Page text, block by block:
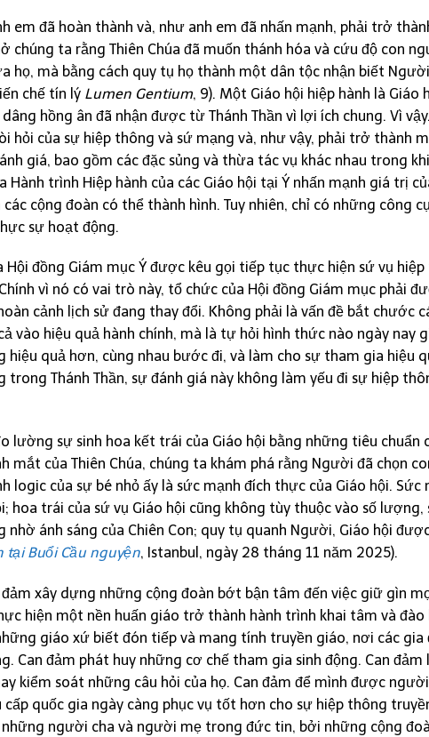
em đã hoàn thành và, như anh em đã nhấn mạnh, phải trở
chúng ta rằng Thiên Chúa đã muốn thánh hóa và cứu độ con
họ, mà bằng cách quy tụ họ thành một dân tộc nhận biết
chế tín lý Lumen Gentium, 9). Một Giáo hội hiệp hành là Giáo
hồng ân đã nhận được từ Thánh Thần vì lợi ích chung. Vì
hỏi của sự hiệp thông và sứ mạng và, như vậy, phải trở thành
giá, bao gồm các đặc sủng và thừa tác vụ khác nhau trong
trình Hiệp hành của các Giáo hội tại Ý nhấn mạnh giá trị
cộng đoàn có thể thành hình. Tuy nhiên, chỉ có những công
sự hoạt động.
Hội đồng Giám mục Ý được kêu gọi tiếp tục thực hiện sứ vụ
vì nó có vai trò này, tổ chức của Hội đồng Giám mục phải
cảnh lịch sử đang thay đổi. Không phải là vấn đề bắt chước
vào hiệu quả hành chính, mà là tự hỏi hình thức nào ngày nay
hiệu quả hơn, cùng nhau bước đi, và làm cho sự tham gia hiệu
Thánh Thần, sự đánh giá này không làm yếu đi sự hiệp
lường sự sinh hoa kết trái của Giáo hội bằng những tiêu chuẩn
mắt của Thiên Chúa, chúng ta khám phá rằng Người đã chọn
logic của sự bé nhỏ ấy là sức mạnh đích thực của Giáo hội. Sức
hoa trái của sứ vụ Giáo hội cũng không tùy thuộc vào số lượng,
nhờ ánh sáng của Chiên Con; quy tụ quanh Người, Giáo hội
tại Buổi Cầu nguyện, Istanbul, ngày 28 tháng 11 năm 2025).
đảm xây dựng những cộng đoàn bớt bận tâm đến việc giữ gìn
hiện một nền huấn giáo trở thành hành trình khai tâm và đào
giáo xứ biết đón tiếp và mang tính truyền giáo, nơi các gia
Can đảm phát huy những cơ chế tham gia sinh động. Can đảm
kiểm soát những câu hỏi của họ. Can đảm để mình được
quốc gia ngày càng phục vụ tốt hơn cho sự hiệp thông
người cha và người mẹ trong đức tin, bởi những cộng